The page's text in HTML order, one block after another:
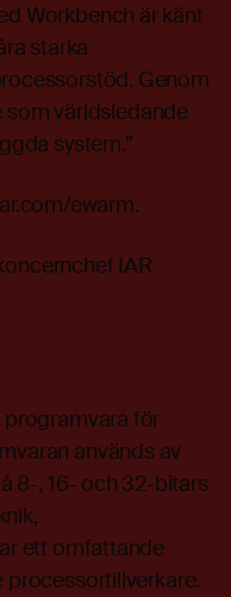
Workbench är känt
starka
Genom
som världsledande
system.”
ewarm.
IAR
programvara för
används av
8-, 16- och 32-bitars
ett omfattande
processortillverkare.